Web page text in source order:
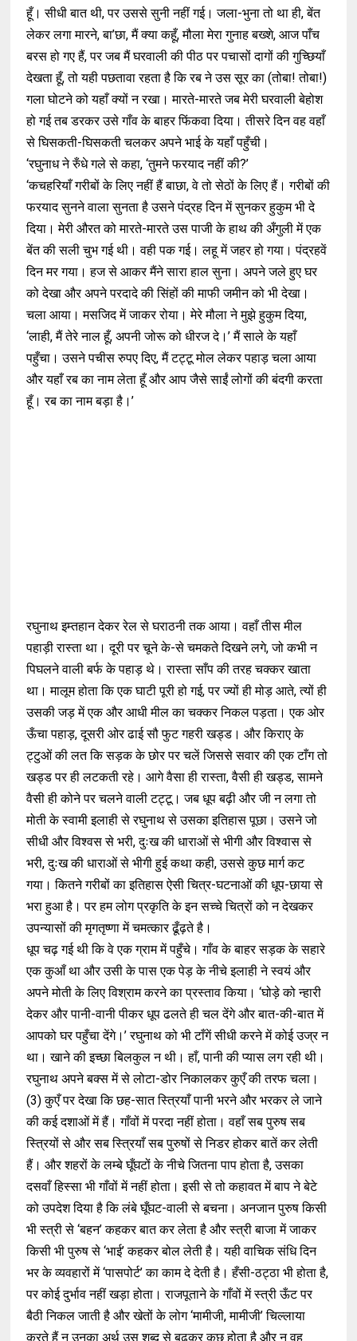
हूँ। सीधी बात थी, पर उससे सुनी नहीं गई। जला-भुना तो था ही, बेंत
लेकर लगा मारने, बा’छा, मैं क्या कहूँ, मौला मेरा गुनाह बख्शे, आज पाँच
बरस हो गए हैं, पर जब मैं घरवाली की पीठ पर पचासों दागों की गुच्छियाँ
देखता हूँ, तो यही पछतावा रहता है कि रब ने उस सूर का (तोबा! तोबा!)
गला घोटने को यहाँ क्यों न रखा। मारते-मारते जब मेरी घरवाली बेहोश
हो गई तब डरकर उसे गाँव के बाहर फिंकवा दिया। तीसरे दिन वह वहाँ
से घिसकती-घिसकती चलकर अपने भाई के यहाँ पहुँची।
‘रघुनाध ने रुँधे गले से कहा, ‘तुमने फरयाद नहीं की?’
‘कचहरियाँ गरीबों के लिए नहीं हैं बाछा, वे तो सेठों के लिए हैं। गरीबों की
फरयाद सुनने वाला सुनता है उसने पंद्रह दिन में सुनकर हुकुम भी दे
दिया। मेरी औरत को मारते-मारते उस पाजी के हाथ की अँगुली में एक
बेंत की सली चुभ गई थी। वही पक गई। लहू में जहर हो गया। पंद्रहवें
दिन मर गया। हज से आकर मैंने सारा हाल सुना। अपने जले हुए घर
को देखा और अपने परदादे की सिंहों की माफी जमीन को भी देखा।
चला आया। मसजिद में जाकर रोया। मेरे मौला ने मुझे हुकुम दिया,
‘लाही, मैं तेरे नाल हूँ, अपनी जोरू को धीरज दे।’ मैं साले के यहाँ
पहुँचा। उसने पचीस रुपए दिए, मैं टट्टू मोल लेकर पहाड़ चला आया
और यहाँ रब का नाम लेता हूँ और आप जैसे साईं लोगों की बंदगी करता
हूँ। रब का नाम बड़ा है।’
रघुनाथ इम्तहान देकर रेल से घराठनी तक आया। वहाँ तीस मील
पहाड़ी रास्ता था। दूरी पर चूने के-से चमकते दिखने लगे, जो कभी न
पिघलने वाली बर्फ के पहाड़ थे। रास्ता साँप की तरह चक्कर खाता
था। मालूम होता कि एक घाटी पूरी हो गई, पर ज्यों ही मोड़ आते, त्यों ही
उसकी जड़ में एक और आधी मील का चक्कर निकल पड़ता। एक ओर
ऊँचा पहाड़, दूसरी ओर ढाई सौ फुट गहरी खड्ड। और किराए के
ट्टुओं की लत कि सड़क के छोर पर चलें जिससे सवार की एक टाँग तो
खड्ड पर ही लटकती रहे। आगे वैसा ही रास्ता, वैसी ही खड्ड, सामने
वैसी ही कोने पर चलने वाली टट्टू। जब धूप बढ़ी और जी न लगा तो
मोती के स्वामी इलाही से रघुनाथ से उसका इतिहास पूछा। उसने जो
सीधी और विश्वस से भरी, दुःख की धाराओं से भीगी और विश्वास से
भरी, दुःख की धाराओं से भीगी हुई कथा कही, उससे कुछ मार्ग कट
गया। कितने गरीबों का इतिहास ऐसी चित्र-घटनाओं की धूप-छाया से
भरा हुआ है। पर हम लोग प्रकृति के इन सच्चे चित्रों को न देखकर
उपन्यासों की मृगतृष्णा में चमत्कार ढूँढ़ते है।
धूप चढ़ गई थी कि वे एक ग्राम में पहुँचे। गाँव के बाहर सड़क के सहारे
एक कुआँ था और उसी के पास एक पेड़ के नीचे इलाही ने स्वयं और
अपने मोती के लिए विश्राम करने का प्रस्ताव किया। ‘घोड़े को न्हारी
देकर और पानी-वानी पीकर धूप ढलते ही चल देंगे और बात-की-बात में
आपको घर पहुँचा देंगे।’ रघुनाथ को भी टाँगें सीधी करने में कोई उज्र न
था। खाने की इच्छा बिलकुल न थी। हाँ, पानी की प्यास लग रही थी।
रघुनाथ अपने बक्स में से लोटा-डोर निकालकर कुएँ की तरफ चला।
(3) कुएँ पर देखा कि छह-सात स्त्रियाँ पानी भरने और भरकर ले जाने
की कई दशाओं में हैं। गाँवों में परदा नहीं होता। वहाँ सब पुरुष सब
स्त्रियों से और सब स्त्रियाँ सब पुरुषों से निडर होकर बातें कर लेती
हैं। और शहरों के लम्बे घूँघटों के नीचे जितना पाप होता है, उसका
दसवाँ हिस्सा भी गाँवों में नहीं होता। इसी से तो कहावत में बाप ने बेटे
को उपदेश दिया है कि लंबे घूँघट-वाली से बचना। अनजान पुरुष किसी
भी स्त्री से ‘बहन’ कहकर बात कर लेता है और स्त्री बाजा में जाकर
किसी भी पुरुष से ‘भाई’ कहकर बोल लेती है। यही वाचिक संधि दिन
भर के व्यवहारों में ‘पासपोर्ट’ का काम दे देती है। हँसी-ठट्ठा भी होता है,
पर कोई दुर्भाव नहीं खड़ा होता। राजपूताने के गाँवों में स्त्री ऊँट पर
बैठी निकल जाती है और खेतों के लोग ‘मामीजी, मामीजी’ चिल्लाया
करते हैं न उनका अर्थ उस शब्द से बढ़कर कुछ होता है और न वह